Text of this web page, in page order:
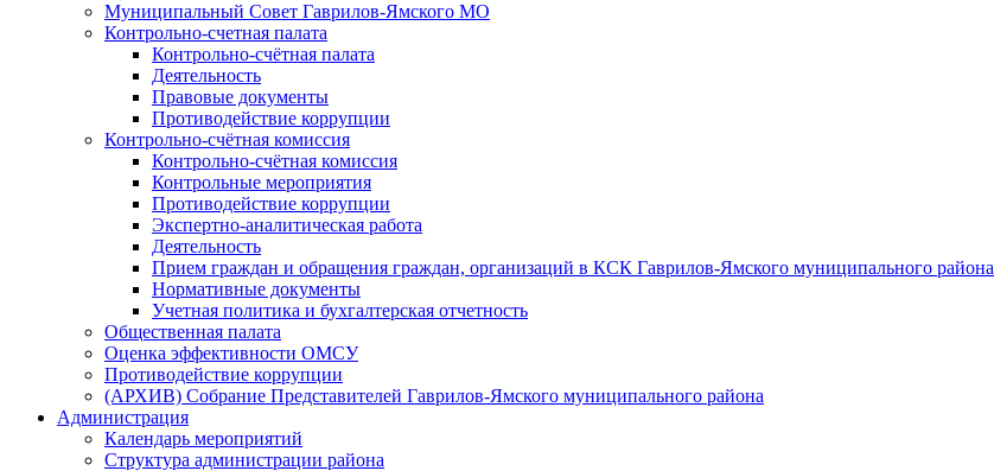
Муниципальный Совет Гаврилов-Ямского МО
Контрольно-счетная палата
Контрольно-счётная палата
Деятельность
Правовые документы
Противодействие коррупции
Контрольно-счётная комиссия
Контрольно-счётная комиссия
Контрольные мероприятия
Противодействие коррупции
Экспертно-аналитическая работа
Деятельность
Прием граждан и обращения граждан, организаций в КСК Гаврилов-Ямского муниципального района
Нормативные документы
Учетная политика и бухгалтерская отчетность
Общественная палата
Оценка эффективности ОМСУ
Противодействие коррупции
(АРХИВ) Собрание Представителей Гаврилов-Ямского муниципального района
Администрация
Календарь мероприятий
Структура администрации района